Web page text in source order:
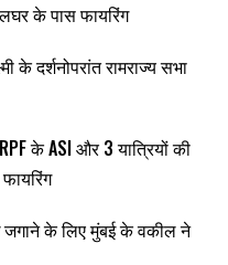
के पास फायरिंग
के दर्शनोपरांत रामराज्य सभा
के ASI और 3 यात्रियों की
जगाने के लिए मुंबई के वकील ने